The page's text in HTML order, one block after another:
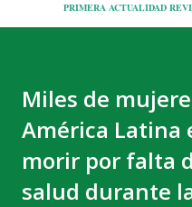
PRIMERA ACTUALIDAD
Miles de
América Latina
morir por falta
salud durante